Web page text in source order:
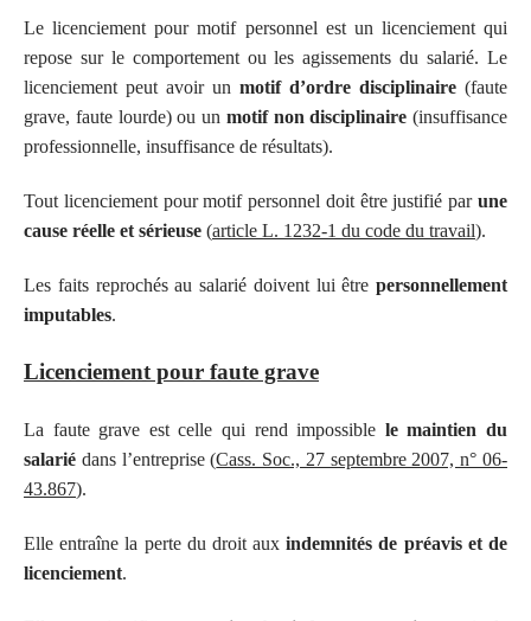
Le licenciement pour motif personnel est un licenciement qui
repose sur le comportement ou les agissements du salarié. Le
licenciement peut avoir un motif d’ordre disciplinaire (faute
grave, faute lourde) ou un motif non disciplinaire (insuffisance
professionnelle, insuffisance de résultats).
Tout licenciement pour motif personnel doit être justifié par une
cause réelle et sérieuse (article L. 1232-1 du code du travail).
Les faits reprochés au salarié doivent lui être personnellement
imputables.
Licenciement pour faute grave
La faute grave est celle qui rend impossible le maintien du
salarié dans l’entreprise (Cass. Soc., 27 septembre 2007, n° 06-
43.867).
Elle entraîne la perte du droit auxindemnités de préavis et de
licenciement.